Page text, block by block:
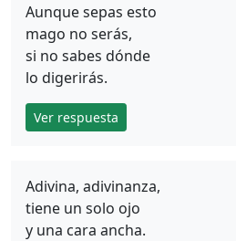
Aunque sepas esto
mago no serás,
si no sabes dónde
lo digerirás.
Ver respuesta
Adivina, adivinanza,
tiene un solo ojo
y una cara ancha.